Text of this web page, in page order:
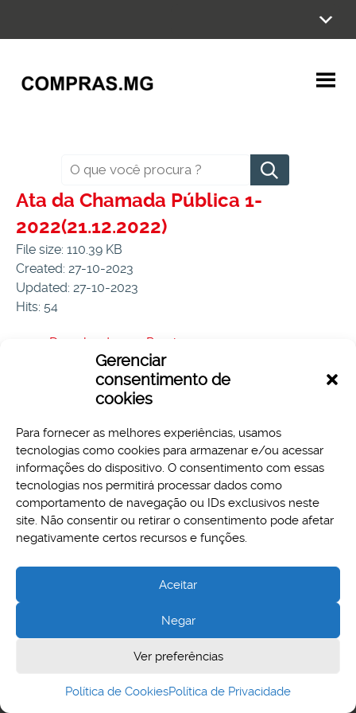
Gerenciar
consentimento de
cookies
Para fornecer as melhores experiências, usamos
tecnologias como cookies para armazenar e/ou acessar
informações do dispositivo. O consentimento com essas
tecnologias nos permitirá processar dados como
comportamento de navegação ou IDs exclusivos neste
site. Não consentir ou retirar o consentimento pode afetar
negativamente certos recursos e funções.
Aceitar
Negar
Ver preferências
Política de CookiesPolítica de Privacidade
Pesquisar
Ata da Chamada Pública 1-
2022(21.12.2022)
File size: 110.39 KB
Created: 27-10-2023
Updated: 27-10-2023
Hits: 54
Download Preview
Aspectos legais e responsabilidades
Política de Privacidade
Cidade Administrativa - Rodovia Papa João Paulo II, 3777 -
Serra Verde, Belo Horizonte, MG - CEP 31630-903